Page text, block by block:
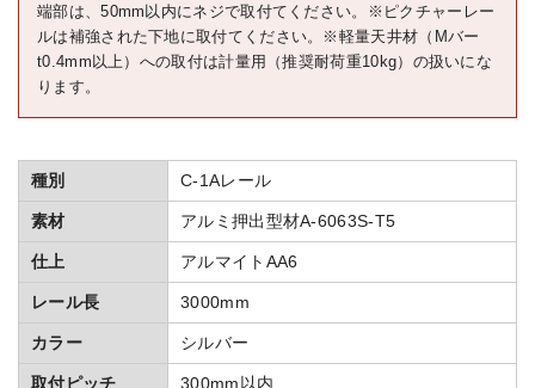
端部は、50mm以内にネジで取付てください。※ピクチャーレー
ルは補強された下地に取付てください。※軽量天井材（Mバー
t0.4mm以上）への取付は計量用（推奨耐荷重10kg）の扱いにな
ります。
種別 C-1Aレール
素材 アルミ押出型材A-6063S-T5
仕上 アルマイトAA6
レール長 3000mm
カラー シルバー
取付ピッチ 300mm以内